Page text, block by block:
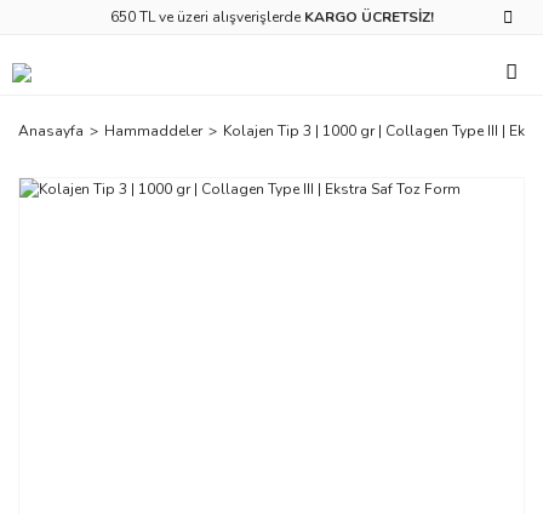
650 TL ve üzeri alışverişlerde KARGO ÜCRETSİZ!
Anasayfa Hammaddeler Kolajen Tip 3 | 1000 gr | ‎Collagen Type III |